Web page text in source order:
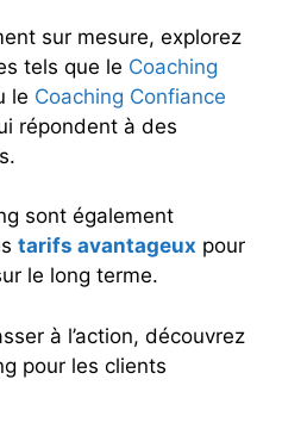
sur mesure, explorez
tels que le Coaching
le Coaching Confiance
répondent à des
sont également
tarifs avantageux pour
le long terme.
à l’action, découvrez
pour les clients